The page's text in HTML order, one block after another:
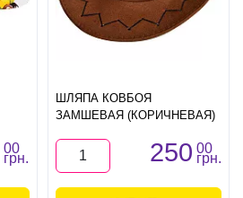
00
грн.
ШЛЯПА КОВБОЯ
ЗАМШЕВАЯ (КОРИЧНЕВАЯ)
250 00
грн.